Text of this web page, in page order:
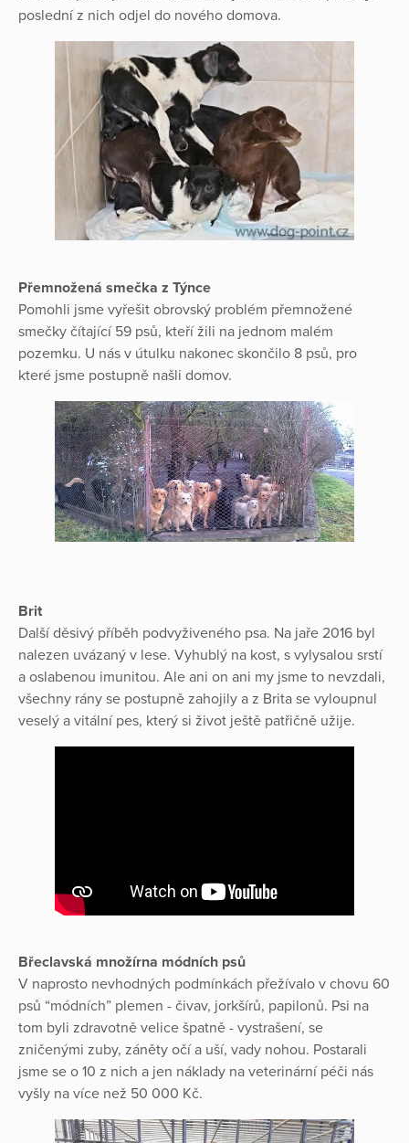
poslední z nich odjel do nového domova.
Přemnožená smečka z Týnce
Pomohli jsme vyřešit obrovský problém přemnožené
smečky čítající 59 psů, kteří žili na jednom malém
pozemku. U nás v útulku nakonec skončilo 8 psů, pro
které jsme postupně našli domov.
Brit
Další děsivý příběh podvyživeného psa. Na jaře 2016 byl
nalezen uvázaný v lese. Vyhublý na kost, s vylysalou srstí
a oslabenou imunitou. Ale ani on ani my jsme to nevzdali,
všechny rány se postupně zahojily a z Brita se vyloupnul
veselý a vitální pes, který si život ještě patřičně užije.
Břeclavská množírna módních psů
V naprosto nevhodných podmínkách přežívalo v chovu 60
psů “módních” plemen - čivav, jorkšírů, papilonů. Psi na
tom byli zdravotně velice špatně - vystrašení, se
zničenými zuby, záněty očí a uší, vady nohou. Postarali
jsme se o 10 z nich a jen náklady na veterinární péči nás
vyšly na více než 50 000 Kč.